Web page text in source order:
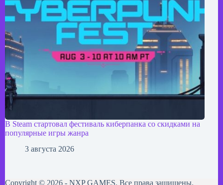
В Steam стартовал фестиваль киберпанка со скидками на
популярные игры жанра
3 августа 2026
Copyright © 2026 - NXP GAMES. Все права защищены.